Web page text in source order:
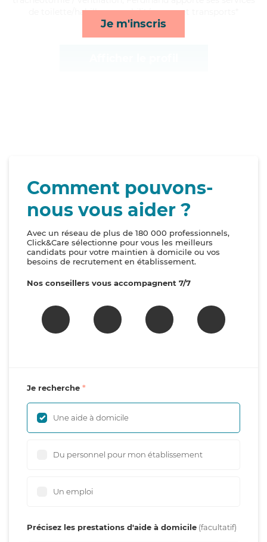
Je m'inscris
de toilette/habillage, mobilité, repas et transports*
Comment pouvons-
nous vous aider ?
Avec un réseau de plus de 180 000 professionnels,
Click&Care sélectionne pour vous les meilleurs
candidats pour votre maintien à domicile ou vos
besoins de recrutement en établissement.
Nos conseillers vous accompagnent 7/7
Je recherche
Une aide à domicile
Du personnel pour mon établissement
Un emploi
Précisez les prestations d'aide à domicile